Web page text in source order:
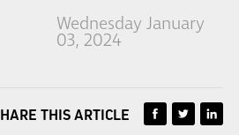
Wednesday January
03, 2024
THIS ARTICLE